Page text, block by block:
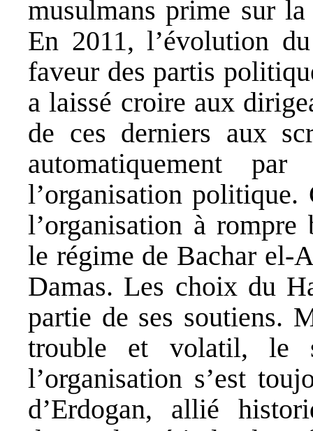
musulmans prime sur
En 2011, l’évolution
faveur des partis
a laissé croire aux
de ces derniers aux
automatiquement
l’organisation politique.
l’organisation à rompre
le régime de Bachar el-
Damas. Les choix du
partie de ses soutiens.
trouble et volatil, le
l’organisation s’est
d’Erdogan, allié